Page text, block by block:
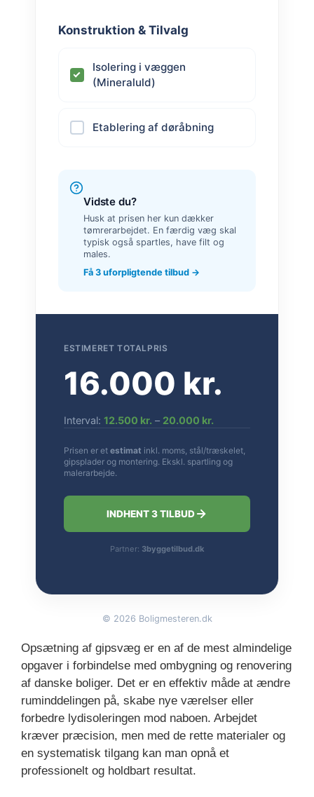
Konstruktion & Tilvalg
Isolering i væggen
(Mineraluld)
Etablering af døråbning
Vidste du?
Husk at prisen her kun dækker
tømrerarbejdet. En færdig væg skal
typisk også spartles, have filt og
males.
Få 3 uforpligtende tilbud →
ESTIMERET TOTALPRIS
16.000 kr.
Interval: 12.500 kr. – 20.000 kr.
Prisen er et estimat inkl. moms, stål/træskelet,
gipsplader og montering. Ekskl. spartling og
malerarbejde.
INDHENT 3 TILBUD
Partner: 3byggetilbud.dk
© 2026 Boligmesteren.dk
Opsætning af gipsvæg er en af de mest almindelige
opgaver i forbindelse med ombygning og renovering
af danske boliger. Det er en effektiv måde at ændre
ruminddelingen på, skabe nye værelser eller
forbedre lydisoleringen mod naboen. Arbejdet
kræver præcision, men med de rette materialer og
en systematisk tilgang kan man opnå et
professionelt og holdbart resultat.